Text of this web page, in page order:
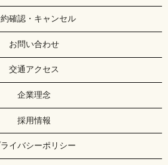
確認・キャンセル
お問い合わせ
交通アクセス
企業理念
採用情報
イバシーポリシー